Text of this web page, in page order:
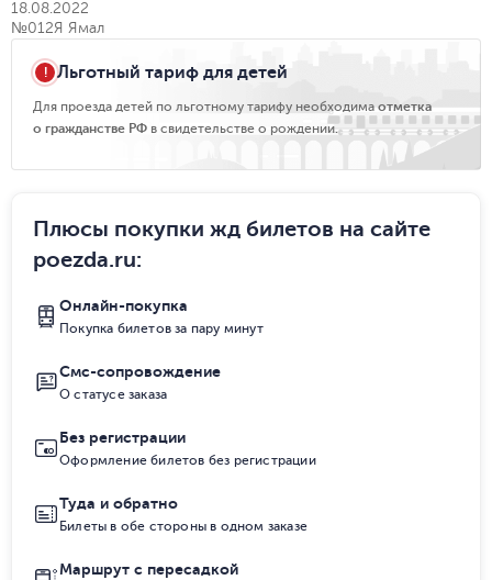
18.08.2022
№012Я Ямал
Льготный тариф для детей
Для проезда детей по льготному тарифу необходима отметка
о гражданстве РФ в свидетельстве о рождении.
Плюсы покупки жд билетов на сайте
poezda.ru:
Онлайн-покупка
Покупка билетов за пару минут
Смс-сопровождение
О статусе заказа
Без регистрации
Оформление билетов без регистрации
Туда и обратно
Билеты в обе стороны в одном заказе
Маршрут с пересадкой